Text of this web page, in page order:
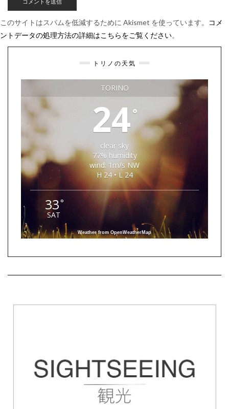
このサイトはスパムを低減するために Akismet を使っています。
コメ
ントデータの処理方法の詳細はこちらをご覧ください。
トリノの天気
TORINO
24°
clear sky
77% humidity
wind: 1m/s NW
H 24 • L 24
33°
SAT
Weather from OpenWeatherMap